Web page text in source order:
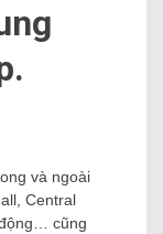
và ngoài
Central
cũng